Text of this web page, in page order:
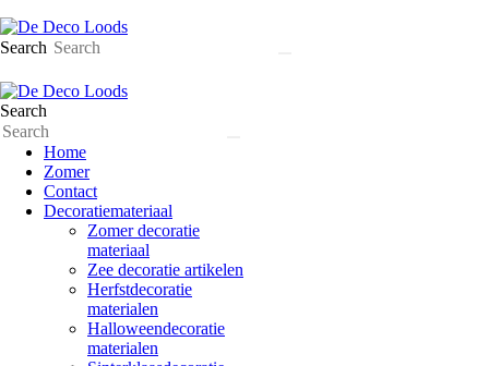
Search
Search
Home
Zomer
Contact
Decoratiemateriaal
Zomer decoratie
materiaal
Zee decoratie artikelen
Herfstdecoratie
materialen
Halloweendecoratie
materialen